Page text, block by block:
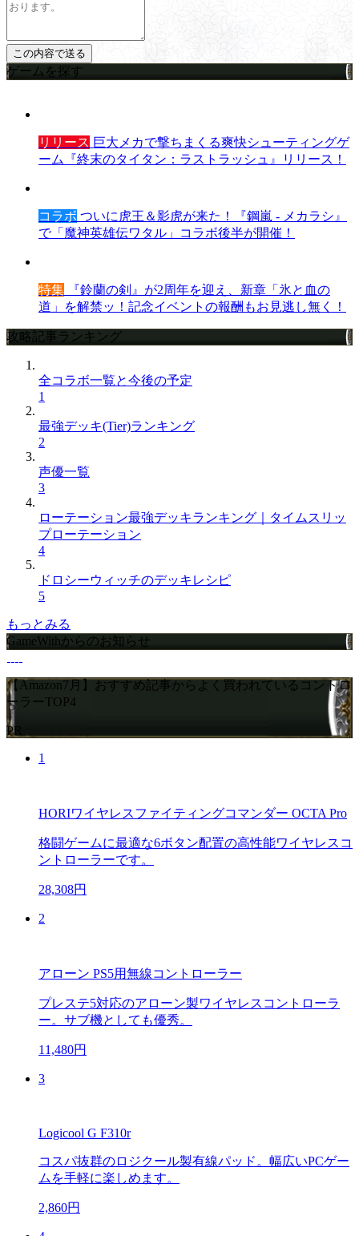
ゲームを探す
リリース 巨大メカで撃ちまくる爽快シューティングゲ
ーム『終末のタイタン：ラストラッシュ』リリース！
コラボ ついに虎王＆影虎が来た！『鋼嵐 - メカラシ』
で「魔神英雄伝ワタル」コラボ後半が開催！
特集 『鈴蘭の剣』が2周年を迎え、新章「氷と血の
道」を解禁ッ！記念イベントの報酬もお見逃し無く！
攻略記事ランキング
全コラボ一覧と今後の予定
1
最強デッキ(Tier)ランキング
2
声優一覧
3
ローテーション最強デッキランキング｜タイムスリッ
プローテーション
4
ドロシーウィッチのデッキレシピ
5
もっとみる
GameWithからのお知らせ
【Amazon7月】おすすめ記事からよく買われているコントロ
ーラーTOP4
PR
1
HORIワイヤレスファイティングコマンダー OCTA Pro
格闘ゲームに最適な6ボタン配置の高性能ワイヤレスコ
ントローラーです。
28,308円
2
アローン PS5用無線コントローラー
プレステ5対応のアローン製ワイヤレスコントローラ
ー。サブ機としても優秀。
11,480円
3
Logicool G F310r
コスパ抜群のロジクール製有線パッド。幅広いPCゲー
ムを手軽に楽しめます。
2,860円